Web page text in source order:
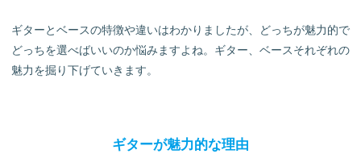
ギターとベースの特徴や違いはわかりましたが、どっちが魅力的で
どっちを選べばいいのか悩みますよね。ギター、ベースそれぞれの
魅力を掘り下げていきます。
ギターが魅力的な理由